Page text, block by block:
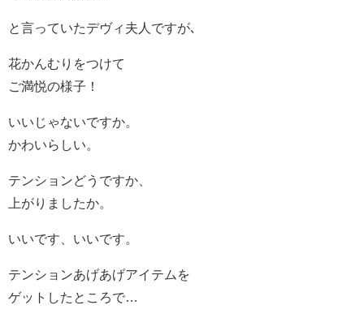
と言っていたデヴィ夫人ですが､
花かんむりをつけて
ご満悦の様子！
いいじゃないですか。
かわいらしい。
テンションどうですか、
上がりましたか。
いいです、いいです。
テンションあげあげアイテムを
ゲットしたところで…